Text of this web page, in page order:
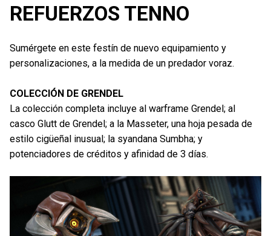
REFUERZOS TENNO
Sumérgete en este festín de nuevo equipamiento y
personalizaciones, a la medida de un predador voraz.
COLECCIÓN DE GRENDEL
La colección completa incluye al warframe Grendel; al
casco Glutt de Grendel; a la Masseter, una hoja pesada de
estilo cigüeñal inusual; la syandana Sumbha; y
potenciadores de créditos y afinidad de 3 días.